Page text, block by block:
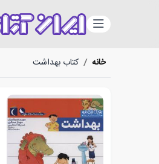
دسته‌بندی
خانه / کتاب بهداشت